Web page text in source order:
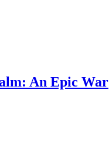
An Epic War